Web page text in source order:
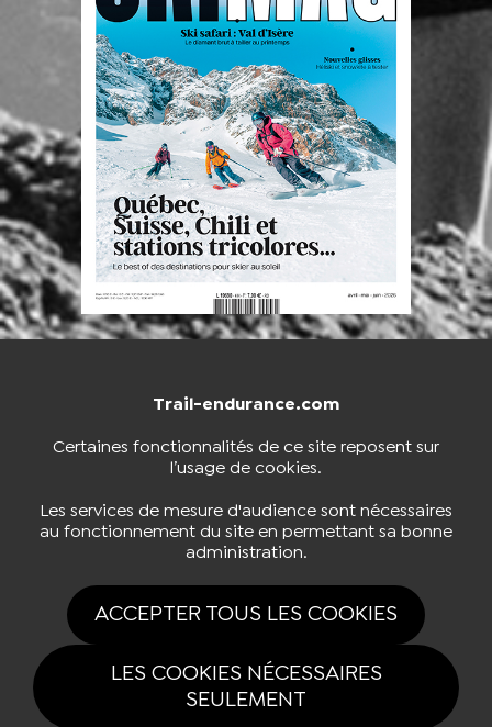
Trail-endurance.com
Certaines fonctionnalités de ce site reposent sur
l’usage de cookies.
Les services de mesure d'audience sont nécessaires
au fonctionnement du site en permettant sa bonne
administration.
ACCEPTER TOUS LES COOKIES
LES COOKIES NÉCESSAIRES
SEULEMENT
NOUS CONTACTER BOUTIQUE
Tous drois réservés Trail-endurance.com 2026 |